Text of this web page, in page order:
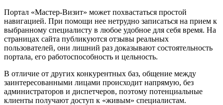
Портал «Мастер-Визит» может похвастаться простой
навигацией. При помощи нее нетрудно записаться на прием к
выбранному специалисту в любое удобное для себя время. На
страницах сайта публикуются отзывы реальных
пользователей, они лишний раз доказывают состоятельность
портала, его работоспособность и цельность.
В отличие от других конкурентных баз, общение между
заинтересованными лицами происходит напрямую, без
администраторов и диспетчеров, поэтому потенциальные
клиенты получают доступ к «живым» специалистам.